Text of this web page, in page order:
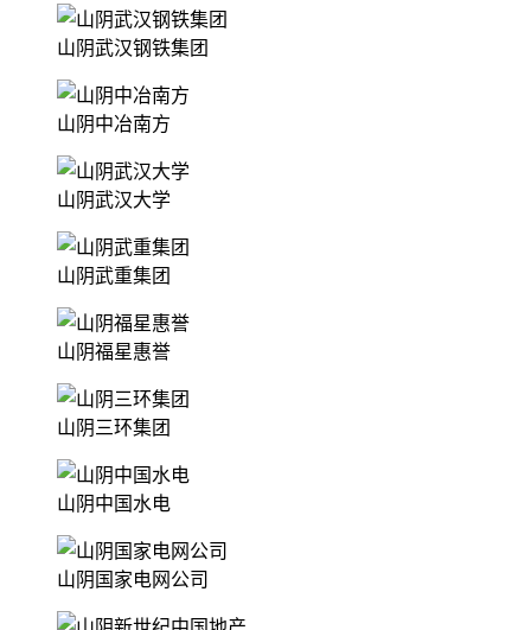
山阴武汉钢铁集团
山阴中冶南方
山阴武汉大学
山阴武重集团
山阴福星惠誉
山阴三环集团
山阴中国水电
山阴国家电网公司